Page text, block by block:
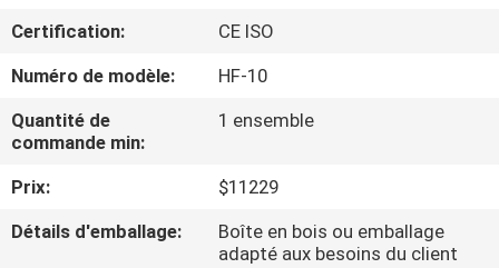
DE
NOUS
VISITE
D'USINE
Certification:
CE ISO
Numéro de modèle:
HF-10
Quantité de
commande min:
1 ensemble
Prix:
$11229
Détails d'emballage:
Boîte en bois ou emballage
adapté aux besoins du client